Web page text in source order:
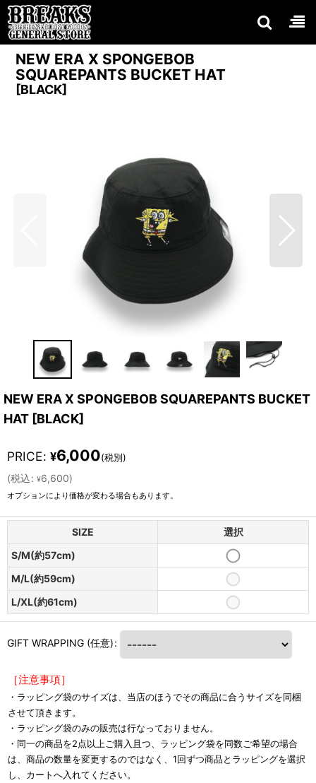
NEW ERA X SPONGEBOB
SQUAREPANTS BUCKET HAT
[BLACK]
NEW ERA X SPONGEBOB SQUAREPANTS BUCKET
HAT [BLACK]
PRICE: ¥6,000(税別)
(税込: ¥6,600)
オプションにより価格が変わる場合もあります。
SIZE
選択
S/M(約57cm)
M/L(約59cm)
L/XL(約61cm)
GIFT WRAPPING (任意):
［注意事項］
・ラッピング袋のサイズは、当店のほうでその商品に合うサイズを同梱
させて頂きます。
・ラッピング袋のみの販売は行なっておりません。
・同一の商品を2点以上ご購入且つ、ラッピング袋を同数ご希望の場合
は、商品の数量を変更するのではなく、1回ずつ商品とラッピングを選択
し、カートへ入れてください。